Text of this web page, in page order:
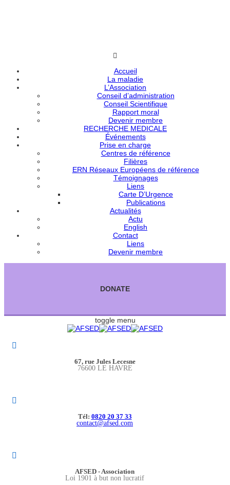
Accueil
La maladie
L’Association
Conseil d’administration
Conseil Scientifique
Rapport moral
Devenir membre
RECHERCHE MEDICALE
Événements
Prise en charge
Centres de référence
Filières
ERN Réseaux Européens de référence
Témoignages
Liens
Carte D’Urgence
Publications
Actualités
Actu
English
Contact
Liens
Devenir membre
DONATE
toggle menu
67, rue Jules Lecesne
76600 LE HAVRE
Tél: 0820 20 37 33
contact@afsed.com
AFSED - Association
Loi 1901 à but non lucratif